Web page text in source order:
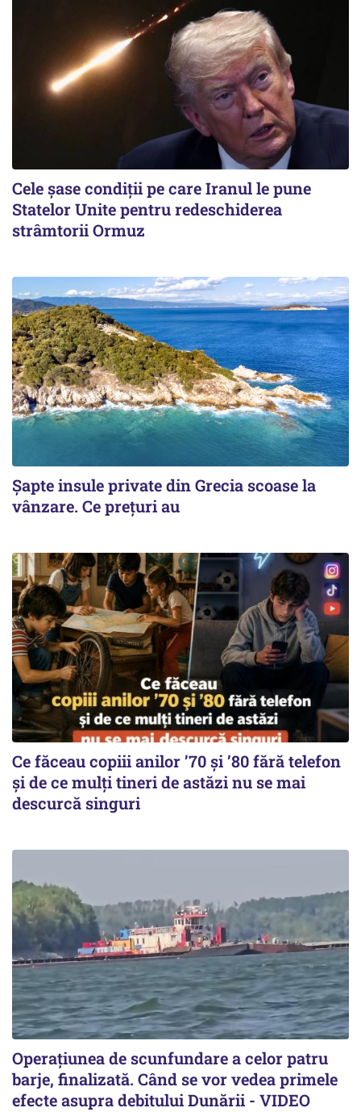
Cele șase condiții pe care Iranul le pune
Statelor Unite pentru redeschiderea
strâmtorii Ormuz
Șapte insule private din Grecia scoase la
vânzare. Ce prețuri au
Ce făceau copiii anilor ’70 și ’80 fără telefon
și de ce mulți tineri de astăzi nu se mai
descurcă singuri
Operațiunea de scunfundare a celor patru
barje, finalizată. Când se vor vedea primele
efecte asupra debitului Dunării - VIDEO